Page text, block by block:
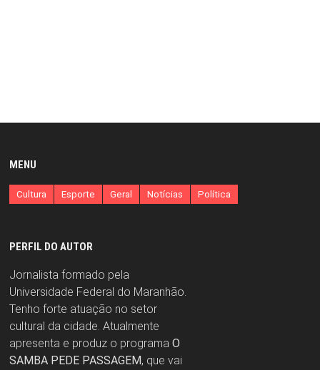
MENU
Cultura Esporte Geral Notícias Política
PERFIL DO AUTOR
Jornalista formado pela
Universidade Federal do Maranhão.
Tenho forte atuação no setor
cultural da cidade. Atualmente
apresenta e produz o programa O
SAMBA PEDE PASSAGEM, que vai